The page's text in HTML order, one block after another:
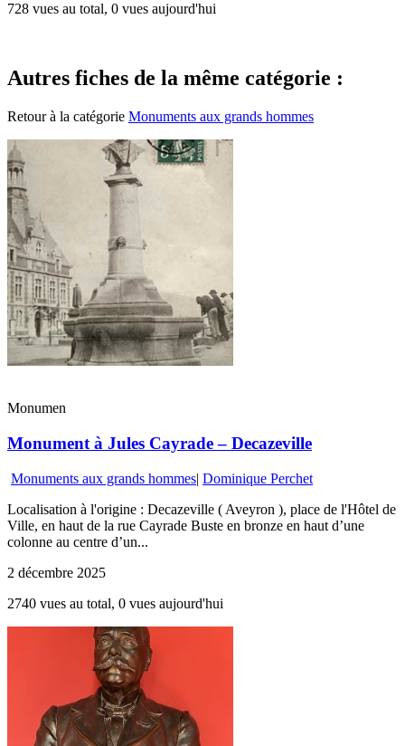
728 vues au total, 0 vues aujourd'hui
Autres fiches de la même catégorie :
Retour à la catégorie Monuments aux grands hommes
Monumen
Monument à Jules Cayrade – Decazeville
Monuments aux grands hommes| Dominique Perchet
Localisation à l'origine : Decazeville ( Aveyron ), place de l'Hôtel de
Ville, en haut de la rue Cayrade Buste en bronze en haut d’une
colonne au centre d’un...
2 décembre 2025
2740 vues au total, 0 vues aujourd'hui